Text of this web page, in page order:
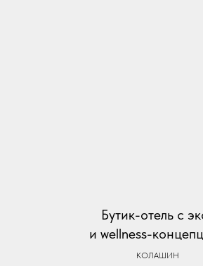
Бутик-отель с
и wellness-
КОЛАШИН